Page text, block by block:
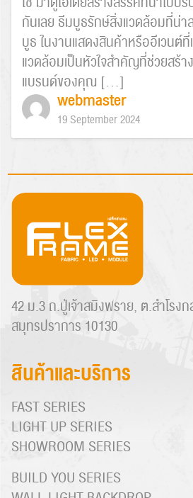
Search
for:
กันเลย ธีมบูธรักษ์สิ่งแวดล้อมที่น่า
บูธ ในงานแสดงสินค้าหรืออีเวนต์
แวดล้อมเป็นหัวใจสำคัญที่ช่วยสร้า
แบรนด์ของคุณ […]
webmaster
19 September 2024
42 ม.3 ถ.ปู่เจ้าสมิงพราย, ต.สำโรง
สมุทรปราการ 10130
สินค้าและบริการ
FAST SERIES
LIGHT UP SERIES
SHOWROOM SERIES
BUILD YOU SERIES